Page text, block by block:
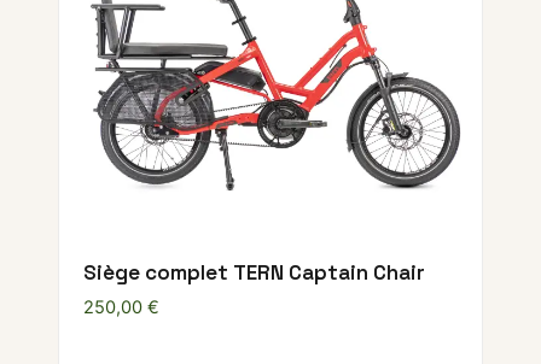
Siège complet TERN Captain Chair
250,00 €